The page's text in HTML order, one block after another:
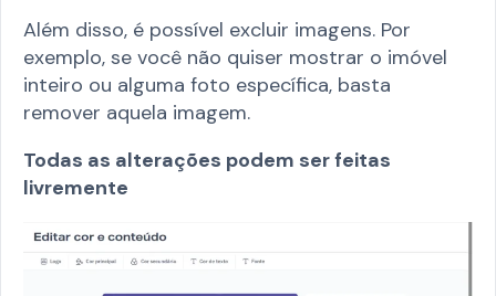
Além disso, é possível excluir imagens. Por
exemplo, se você não quiser mostrar o imóvel
inteiro ou alguma foto específica, basta
remover aquela imagem.
Todas as alterações podem ser feitas
livremente